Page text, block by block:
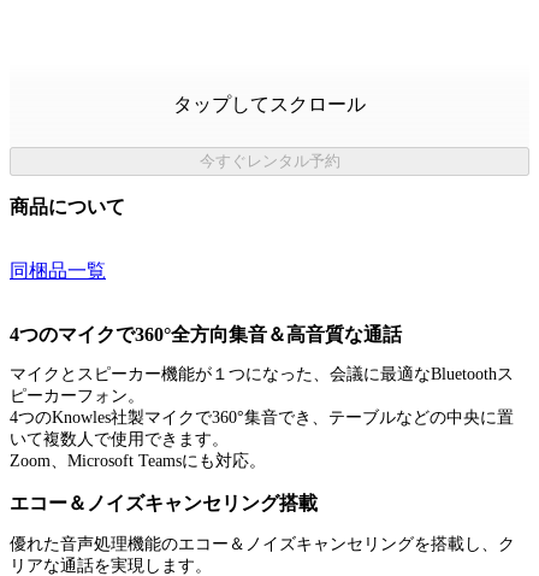
タップしてスクロール
今すぐレンタル予約
商品について
同梱品一覧
4つのマイクで360°全方向集音＆高音質な通話
マイクとスピーカー機能が１つになった、会議に最適なBluetoothス
ピーカーフォン。
4つのKnowles社製マイクで360°集音でき、テーブルなどの中央に置
いて複数人で使用できます。
Zoom、Microsoft Teamsにも対応。
エコー＆ノイズキャンセリング搭載
優れた音声処理機能のエコー＆ノイズキャンセリングを搭載し、ク
リアな通話を実現します。